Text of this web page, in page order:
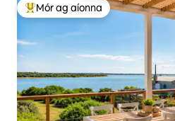
An-mhór ag aíonna
Mór ag aíonna